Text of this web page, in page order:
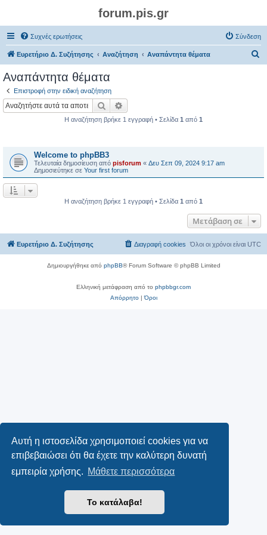
Αυτή η ιστοσελίδα χρησιμοποιεί cookies για να
επιβεβαιώσει ότι θα έχετε την καλύτερη δυνατή
εμπειρία χρήσης. Μάθετε περισσότερα
Το κατάλαβα!
forum.pis.gr
Συχνές ερωτήσεις Σύνδεση
Ευρετήριο Δ. Συζήτησης Αναζήτηση Αναπάντητα θέματα
Αναπάντητα θέματα
Επιστροφή στην ειδική αναζήτηση
Αναζήτηση
Η αναζήτηση βρήκε 1 εγγραφή • Σελίδα 1 από 1
Welcome to phpBB3
Τελευταία δημοσίευση από pisforum « Δευ Σεπ 09, 2024 9:17 am
Δημοσιεύτηκε σε Your first forum
Η αναζήτηση βρήκε 1 εγγραφή • Σελίδα 1 από 1
Μετάβαση σε
Ευρετήριο Δ. Συζήτησης Όλοι οι χρόνοι είναι UTC
Διαγραφή cookies
Δημιουργήθηκε από phpBB® Forum Software © phpBB Limited
Ελληνική μετάφραση από το phpbbgr.com
Απόρρητο|Όροι